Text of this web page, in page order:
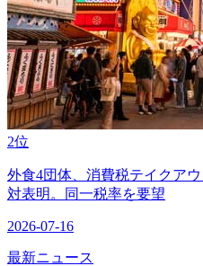
2位
外食4団体、消費税テイクア
対表明。同一税率を要望
2026-07-16
最新ニュース